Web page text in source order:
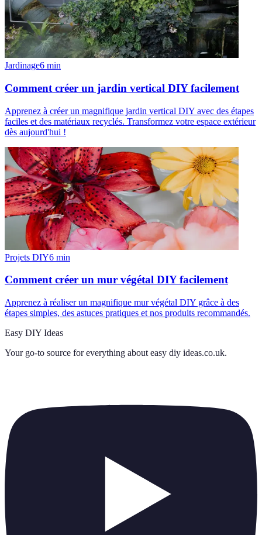
Jardinage6 min
Comment créer un jardin vertical DIY facilement
Apprenez à créer un magnifique jardin vertical DIY avec des étapes
faciles et des matériaux recyclés. Transformez votre espace extérieur
dès aujourd'hui !
Projets DIY6 min
Comment créer un mur végétal DIY facilement
Apprenez à réaliser un magnifique mur végétal DIY grâce à des
étapes simples, des astuces pratiques et nos produits recommandés.
Easy DIY Ideas
Your go-to source for everything about easy diy ideas.co.uk.